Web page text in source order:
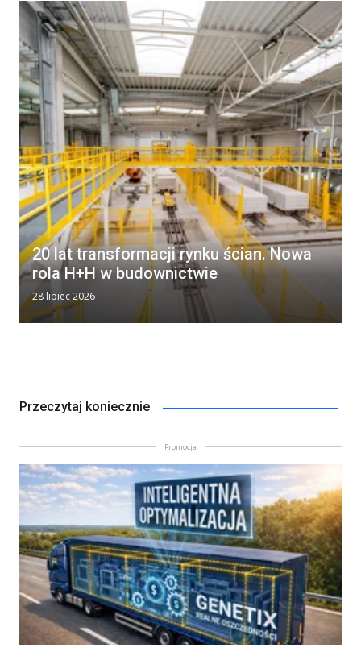
20 lat transformacji rynku ścian. Nowa
rola H+H w budownictwie
28 lipiec 2026
Przeczytaj koniecznie
Promocja